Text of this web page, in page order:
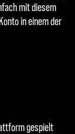
mit diesem
in einem der
gespielt